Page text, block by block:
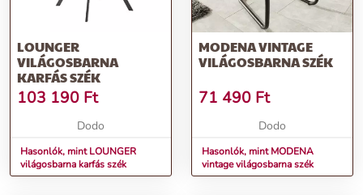
LOUNGER
VILÁGOSBARNA
KARFÁS SZÉK
103 190 Ft
Dodo
Hasonlók, mint LOUNGER
világosbarna karfás szék
MODENA VINTAGE
VILÁGOSBARNA SZÉK
71 490 Ft
Dodo
Hasonlók, mint MODENA
vintage világosbarna szék